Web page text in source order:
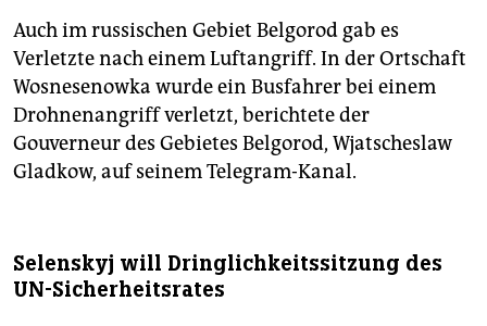
Auch im russischen Gebiet Belgorod gab es
Verletzte nach einem Luftangriff. In der Ortschaft
Wosnesenowka wurde ein Busfahrer bei einem
Drohnenangriff verletzt, berichtete der
Gouverneur des Gebietes Belgorod, Wjatscheslaw
Gladkow, auf seinem Telegram-Kanal.
Selenskyj will Dringlichkeitssitzung des
UN-Sicherheitsrates